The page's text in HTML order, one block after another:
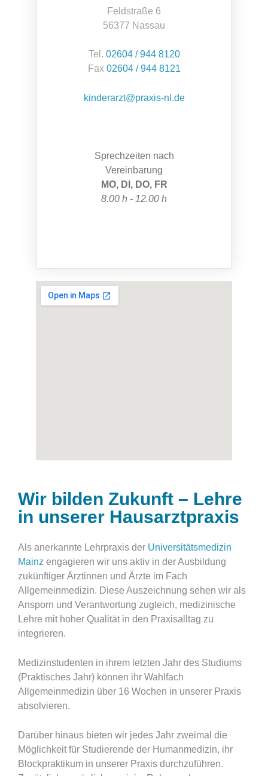
Feldstraße 6
56377 Nassau
Tel. 02604 / 944 8120
Fax 02604 / 944 8121
kinderarzt@praxis-nl.de
Sprechzeiten nach
Vereinbarung
MO, DI, DO, FR
8.00 h - 12.00 h
Wir bilden Zukunft – Lehre
in unserer Hausarztpraxis
Als anerkannte Lehrpraxis der Universitätsmedizin
Mainz engagieren wir uns aktiv in der Ausbildung
zukünftiger Ärztinnen und Ärzte im Fach
Allgemeinmedizin. Diese Auszeichnung sehen wir als
Ansporn und Verantwortung zugleich, medizinische
Lehre mit hoher Qualität in den Praxisalltag zu
integrieren.
Medizinstudenten in ihrem letzten Jahr des Studiums
(Praktisches Jahr) können ihr Wahlfach
Allgemeinmedizin über 16 Wochen in unserer Praxis
absolvieren.
Darüber hinaus bieten wir jedes Jahr zweimal die
Möglichkeit für Studierende der Humanmedizin, ihr
Blockpraktikum in unserer Praxis durchzuführen.